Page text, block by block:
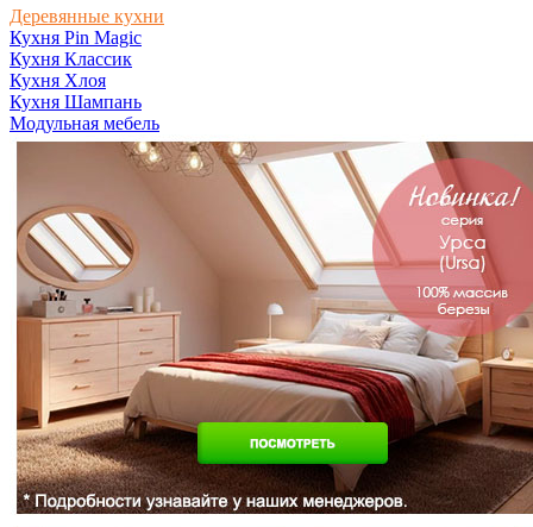
Деревянные кухни
Кухня Pin Magic
Кухня Классик
Кухня Хлоя
Кухня Шампань
Модульная мебель